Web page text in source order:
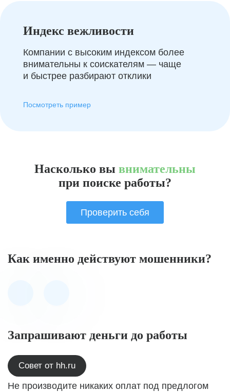
Индекс вежливости
Компании с высоким индексом более
внимательны к соискателям — чаще
и быстрее разбирают отклики
Посмотреть пример
Насколько вы внимательны
при поиске работы?
Проверить себя
Как именно действуют мошенники?
Запрашивают деньги до работы
Совет от hh.ru
Не производите никаких оплат под предлогом